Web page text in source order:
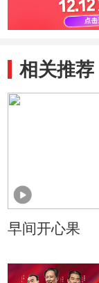
相关推荐
早间开心果